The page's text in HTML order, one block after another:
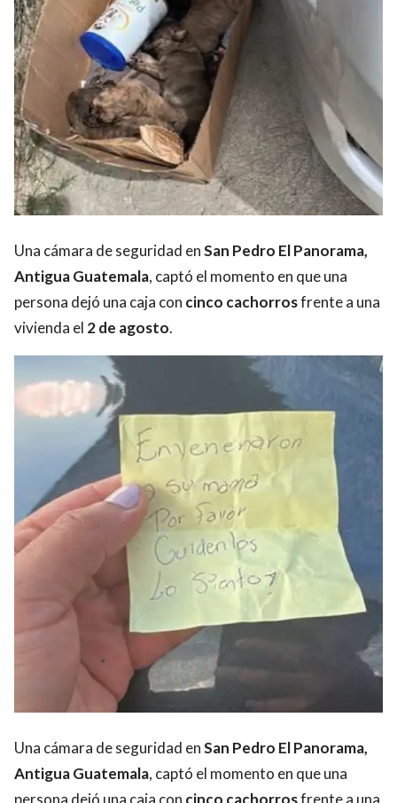
Una cámara de seguridad enSan Pedro El Panorama,
Antigua Guatemala, captó el momento en que una
persona dejó una caja con cinco cachorrosfrente a una
vivienda el 2 de agosto.
Una cámara de seguridad enSan Pedro El Panorama,
Antigua Guatemala, captó el momento en que una